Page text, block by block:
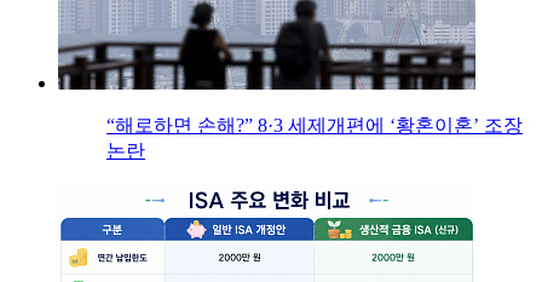
“해로하면 손해?” 8·3 세제개편에 ‘황혼이혼’ 조장
논란